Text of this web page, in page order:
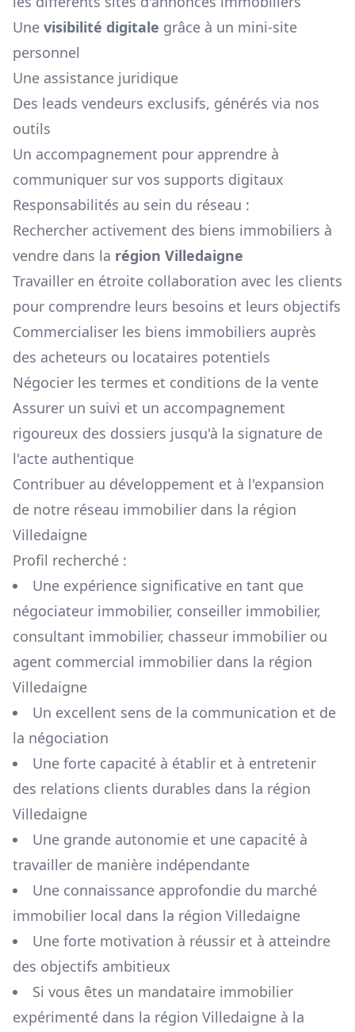
Une visibilité digitale grâce à un mini-site
personnel
Une assistance juridique
Des leads vendeurs exclusifs, générés via nos
outils
Un accompagnement pour apprendre à
communiquer sur vos supports digitaux
Responsabilités au sein du réseau :
Rechercher activement des biens immobiliers à
vendre dans la région Villedaigne
Travailler en étroite collaboration avec les clients
pour comprendre leurs besoins et leurs objectifs
Commercialiser les biens immobiliers auprès
des acheteurs ou locataires potentiels
Négocier les termes et conditions de la vente
Assurer un suivi et un accompagnement
rigoureux des dossiers jusqu'à la signature de
l'acte authentique
Contribuer au développement et à l'expansion
de notre réseau immobilier dans la région
Villedaigne
Profil recherché :
Une expérience significative en tant que
négociateur immobilier, conseiller immobilier,
consultant immobilier, chasseur immobilier ou
agent commercial immobilier dans la région
Villedaigne
Un excellent sens de la communication et de
la négociation
Une forte capacité à établir et à entretenir
des relations clients durables dans la région
Villedaigne
Une grande autonomie et une capacité à
travailler de manière indépendante
Une connaissance approfondie du marché
immobilier local dans la région Villedaigne
Une forte motivation à réussir et à atteindre
des objectifs ambitieux
Si vous êtes un mandataire immobilier
expérimenté dans la région Villedaigne à la